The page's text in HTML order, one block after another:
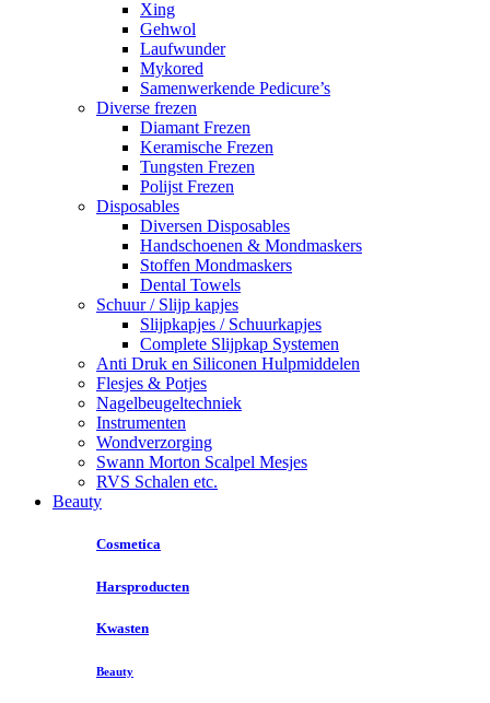
Xing
Gehwol
Laufwunder
Mykored
Samenwerkende Pedicure’s
Diverse frezen
Diamant Frezen
Keramische Frezen
Tungsten Frezen
Polijst Frezen
Disposables
Diversen Disposables
Handschoenen & Mondmaskers
Stoffen Mondmaskers
Dental Towels
Schuur / Slijp kapjes
Slijpkapjes / Schuurkapjes
Complete Slijpkap Systemen
Anti Druk en Siliconen Hulpmiddelen
Flesjes & Potjes
Nagelbeugeltechniek
Instrumenten
Wondverzorging
Swann Morton Scalpel Mesjes
RVS Schalen etc.
Beauty
Cosmetica
Harsproducten
Kwasten
Beauty